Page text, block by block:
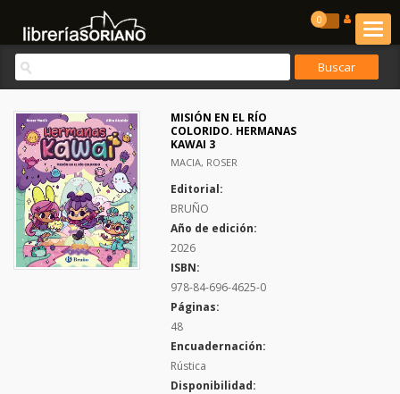
0
MISIÓN EN EL RÍO
COLORIDO. HERMANAS
KAWAI 3
MACIA, ROSER
Editorial:
BRUÑO
Año de edición:
2026
ISBN:
978-84-696-4625-0
Páginas:
48
Encuadernación:
Rústica
Disponibilidad: